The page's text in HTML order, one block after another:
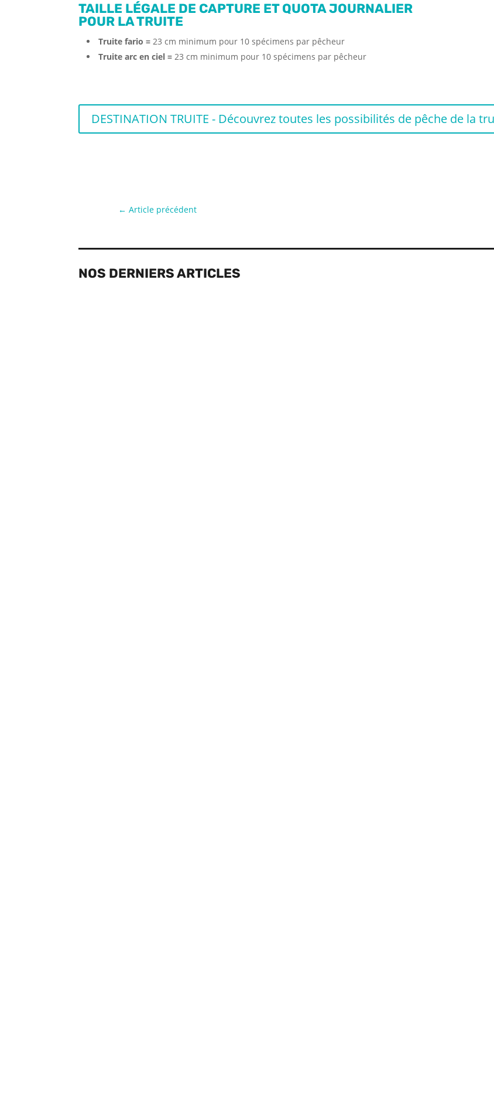
TAILLE LÉGALE DE CAPTURE ET QUOTA JOURNALIER
POUR LA TRUITE
Truite fario = 23 cm minimum pour 10 spécimens par pêcheur
Truite arc en ciel = 23 cm minimum pour 10 spécimens par pêcheur
DESTINATION TRUITE - Découvrez toutes les possibilités de pêche de la
← Article précédent
NOS DERNIERS ARTICLES